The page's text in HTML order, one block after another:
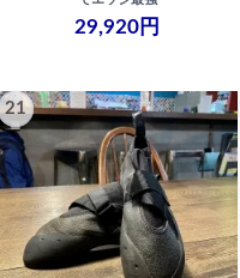
29,920円
21